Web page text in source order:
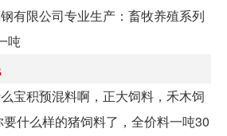
有限公司专业生产：畜牧养殖系列
宝积预混料啊，正大饲料，禾木饲
什么样的猪饲料了，全价料一吨30